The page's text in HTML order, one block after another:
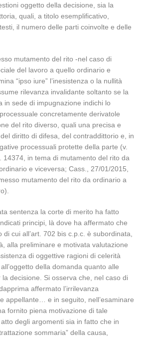
oggetto della decisione, sia la
quali, a titolo esemplificativo,
il numero delle parti coinvolte e delle
mutamento del rito -nel caso di
del lavoro a quello ordinario e
“ipso iure” l’inesistenza o la nullità
rilevanza invalidante soltanto se la
in sede di impugnazione indichi lo
concretamente derivatole
del rito diverso, quali una precisa e
diritto di difesa, del contraddittorio e, in
processuali protette della parte (v.
14374, in tema di mutamento del rito da
e viceversa; Cass., 27/01/2015,
mutamento del rito da ordinario a
sentenza la corte di merito ha fatto
principi, là dove ha affermato che
di cui all’art. 702 bis c.p.c. è subordinata,
alla preliminare e motivata valutazione
di oggettive ragioni di celerità
della domanda quanto alle
decisione. Si osserva che, nel caso di
affermato l’irrilevanza
appellante… e in seguito, nell’esaminare
fornito piena motivazione di tale
degli argomenti sia in fatto che in
sommaria” della causa,